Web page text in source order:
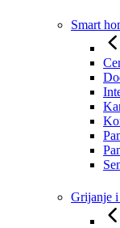
Smart
Grijanje